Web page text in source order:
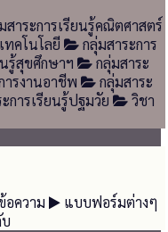
สาระการเรียนรู้คณิตศาสตร์
ทคโนโลยี
กลุ่มสาระการ
รู้สุขศึกษาฯ
กลุ่มสาระ
ารงานอาชีพ
กลุ่มสาระ
การเรียนรู้ปฐมวัย
วิชา
ความ
แบบฟอร์มต่างๆ